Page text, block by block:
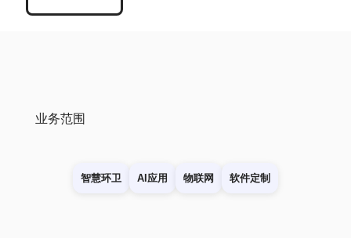
业务范围
智慧环卫 AI应用 物联网 软件定制